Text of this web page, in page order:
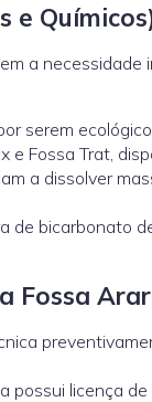
e
a
serem
Fossa Trat,
a dissolver
de bicarbonato
Fossa
possui licença